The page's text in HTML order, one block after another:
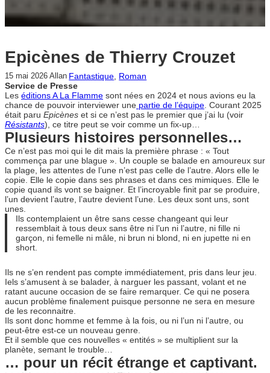
Epicènes de Thierry Crouzet
15 mai 2026 Allan Fantastique, Roman
Service de Presse
Les éditions A La Flamme sont nées en 2024 et nous avions eu la
chance de pouvoir interviewer une partie de l’équipe. Courant 2025
était paru Epicènes et si ce n’est pas le premier que j’ai lu (voir
Résistants), ce titre peut se voir comme un fix-up…
Plusieurs histoires personnelles…
Ce n’est pas moi qui le dit mais la première phrase : « Tout
commença par une blague ». Un couple se balade en amoureux sur
la plage, les attentes de l’une n’est pas celle de l’autre. Alors elle le
copie. Elle le copie dans ses phrases et dans ces mimiques. Elle le
copie quand ils vont se baigner. Et l’incroyable finit par se produire,
l’un devient l’autre, l’autre devient l’une. Les deux sont uns, sont
unes.
Ils contemplaient un être sans cesse changeant qui leur
ressemblait à tous deux sans être ni l’un ni l’autre, ni fille ni
garçon, ni femelle ni mâle, ni brun ni blond, ni en jupette ni en
short.
Ils ne s’en rendent pas compte immédiatement, pris dans leur jeu.
Iels s’amusent à se balader, à narguer les passant, volant et ne
ratant aucune occasion de se faire remarquer. Ce qui ne posera
aucun problème finalement puisque personne ne sera en mesure
de les reconnaitre.
Ils sont donc homme et femme à la fois, ou ni l’un ni l’autre, ou
peut-être est-ce un nouveau genre.
Et il semble que ces nouvelles « entités » se multiplient sur la
planète, semant le trouble…
… pour un récit étrange et captivant.